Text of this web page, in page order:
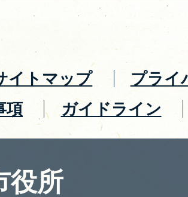
イトマップ
プライ
項
ガイドライン
役所